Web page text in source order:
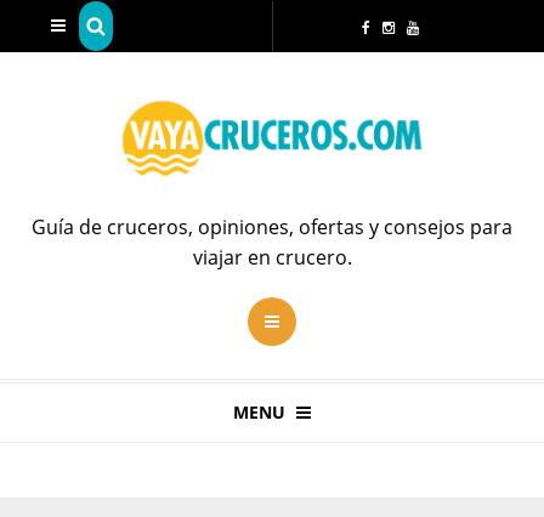
Guía de cruceros, opiniones, ofertas y consejos para
viajar en crucero.
MENU